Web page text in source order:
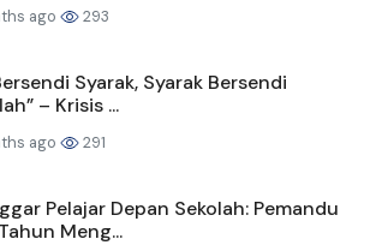
ago 293
Syarak, Syarak Bersendi
– Krisis ...
ago 291
Pelajar Depan Sekolah: Pemandu
Meng...